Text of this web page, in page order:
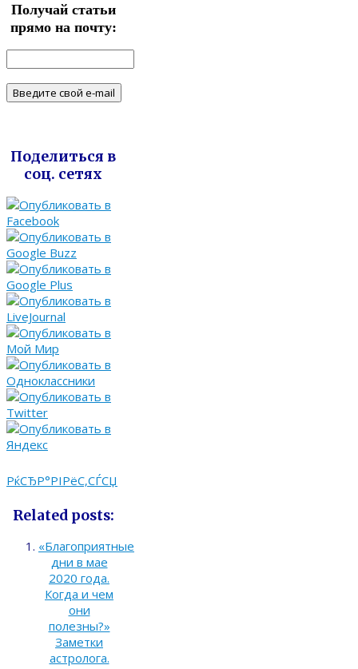
Получай статьи
прямо на почту:
Поделиться в
соц. сетях
РќСЂР°РІРёС‚СЃСЏ
Related posts:
«Благоприятные
дни в мае
2020 года.
Когда и чем
они
полезны?»
Заметки
астролога.